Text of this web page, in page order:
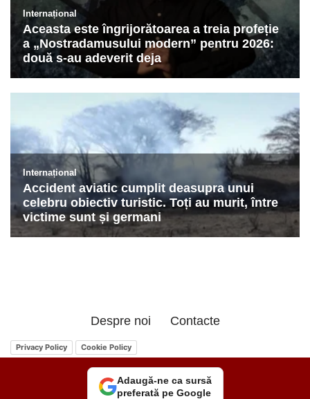
Despre noi Contacte
Privacy Policy Cookie Policy
Adaugă-ne ca sursă
preferată pe Google